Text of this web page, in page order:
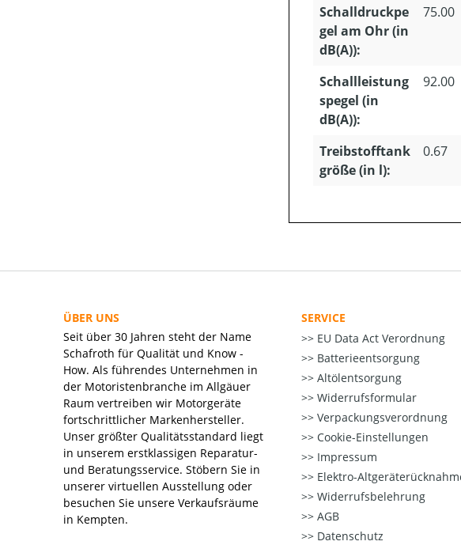
Schalldruckpe
gel am Ohr (in
dB(A)):
75.00
Schallleistung
spegel (in
dB(A)):
92.00
Treibstofftank
größe (in l):
0.67
ÜBER UNS
Seit über 30 Jahren steht der Name
Schafroth für Qualität und Know -
How. Als führendes Unternehmen in
der Motoristenbranche im Allgäuer
Raum vertreiben wir Motorgeräte
fortschrittlicher Markenhersteller.
Unser größter Qualitätsstandard liegt
in unserem erstklassigen Reparatur-
und Beratungsservice. Stöbern Sie in
unserer virtuellen Ausstellung oder
besuchen Sie unsere Verkaufsräume
in Kempten.
SERVICE
EU Data Act Verordnung
Batterieentsorgung
Altölentsorgung
Widerrufsformular
Verpackungsverordnung
Cookie-Einstellungen
Impressum
Elektro-
Widerrufsbelehrung
AGB
Datenschutz